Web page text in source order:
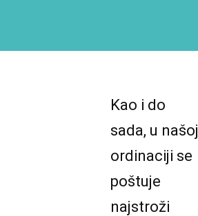
Kao i do
sada, u našoj
ordinaciji se
poštuje
najstroži